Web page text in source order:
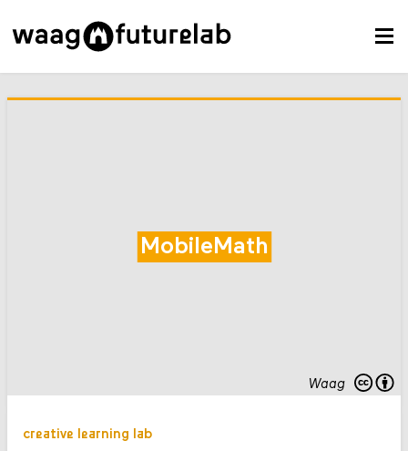
Waag
MobileMath
creative learning lab